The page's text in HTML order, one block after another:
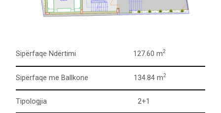
Sipërfaqe Ndërtimi 127.60 m2
Sipërfaqe me Ballkone 134.84 m2
Tipologjia 2+1